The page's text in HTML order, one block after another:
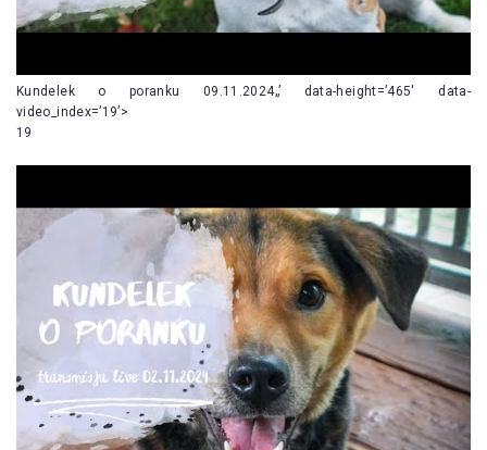
Kundelek o poranku 09.11.2024„’ data-height=’465′ data-
video_index=’19’>
19